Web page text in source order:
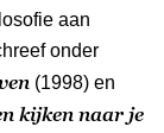
aan
onder
(1998) en
kijken naar je